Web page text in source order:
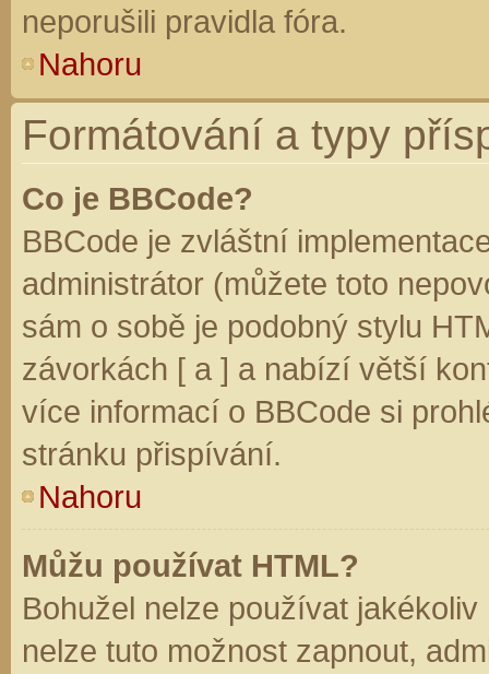
neporušili pravidla fóra.
Nahoru
Formátování a typy
Co je BBCode?
BBCode je zvláštní
administrátor (můžete toto
sám o sobě je podobný stylu
závorkách [ a ] a nabízí větší
více informací o BBCode si
stránku přispívání.
Nahoru
Můžu používat HTML?
Bohužel nelze používat
nelze tuto možnost zapnout,